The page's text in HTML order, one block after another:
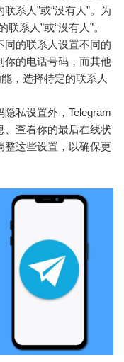
系人”或“没有人”。为
系人”或“没有人”。
同的联系人设置不同的
你的电话号码，而其他
，选择特定的联系人
隐私设置外，Telegram
、查看你的最后在线状
整这些设置，以确保更